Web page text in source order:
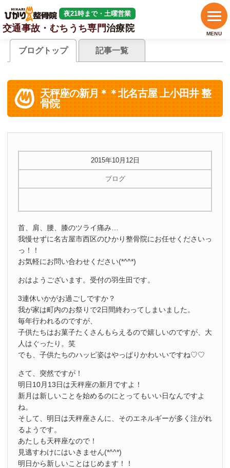
夜21時まで・土曜営業
交通事故・むちうち専門治療院
MENU
ブログトップ 記事一覧
天秤座の新月＊＊北名古屋 上小田井 整
骨院
2015年10月12日
ブログ
首、肩、腰、膝のツライ痛み…
我慢せずに名古屋市西区のひかり整骨院にお任せくださいっ
っ！！
お気軽にお問い合わせください(*^^*)
おはようございます。受付の羽生田です。
3連休いかがお過ごしですか？
我が家は町内のお祭りで2日間終わってしまいました。
毎年行われるのですが、
子供たちはお菓子たくさんもらえるので嬉しいのですが、大
人はぐったり。笑
でも、子供たちのハッピ姿はやっぱりかわいいですね♡♡
さて、突然ですが！
明日10月13日は天秤座の新月ですよ！
新月は新しいことを始めるのにとってもいい日なんですよ
ね。
そして、明日は天秤座さんに、そのエネルギーが多く注がれ
るようです。
あたしも天秤座なので！
見逃すわけにはいきません(*^^*)
明日から新しいことはじめます！！